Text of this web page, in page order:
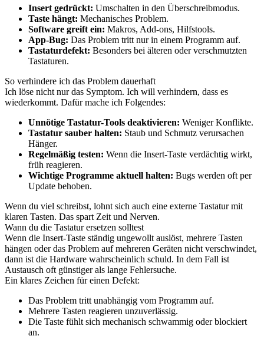
Insert gedrückt: Umschalten in den Überschreibmodus.
Taste hängt: Mechanisches Problem.
Software greift ein: Makros, Add-ons, Hilfstools.
App-Bug: Das Problem tritt nur in einem Programm auf.
Tastaturdefekt: Besonders bei älteren oder verschmutzten
Tastaturen.
So verhindere ich das Problem dauerhaft
Ich löse nicht nur das Symptom. Ich will verhindern, dass es
wiederkommt. Dafür mache ich Folgendes:
Unnötige Tastatur-Tools deaktivieren: Weniger Konflikte.
Tastatur sauber halten: Staub und Schmutz verursachen
Hänger.
Regelmäßig testen: Wenn die Insert-Taste verdächtig wirkt,
früh reagieren.
Wichtige Programme aktuell halten: Bugs werden oft per
Update behoben.
Wenn du viel schreibst, lohnt sich auch eine externe Tastatur mit
klaren Tasten. Das spart Zeit und Nerven.
Wann du die Tastatur ersetzen solltest
Wenn die Insert-Taste ständig ungewollt auslöst, mehrere Tasten
hängen oder das Problem auf mehreren Geräten nicht verschwindet,
dann ist die Hardware wahrscheinlich schuld. In dem Fall ist
Austausch oft günstiger als lange Fehlersuche.
Ein klares Zeichen für einen Defekt:
Das Problem tritt unabhängig vom Programm auf.
Mehrere Tasten reagieren unzuverlässig.
Die Taste fühlt sich mechanisch schwammig oder blockiert
an.